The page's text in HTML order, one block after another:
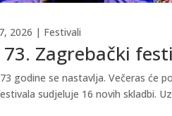
73. Zagrebački
2026 | Festivali
godine se nastavlja. Večeras će
sudjeluje 16 novih skladbi.